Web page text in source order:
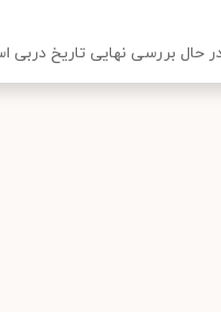
حال بررسی نهایی تاریخ دربی